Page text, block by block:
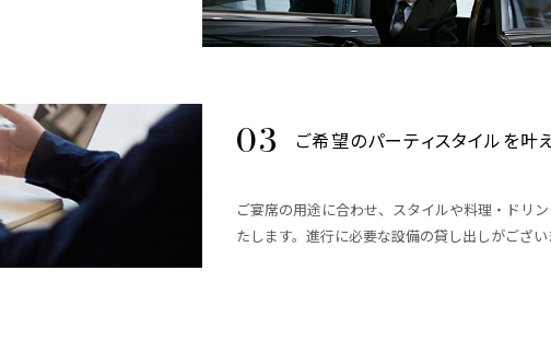
ご希望のパーティスタイルを叶
ご宴席の用途に合わせ、スタイルや料理・ドリ
たします。進行に必要な設備の貸し出しがござい